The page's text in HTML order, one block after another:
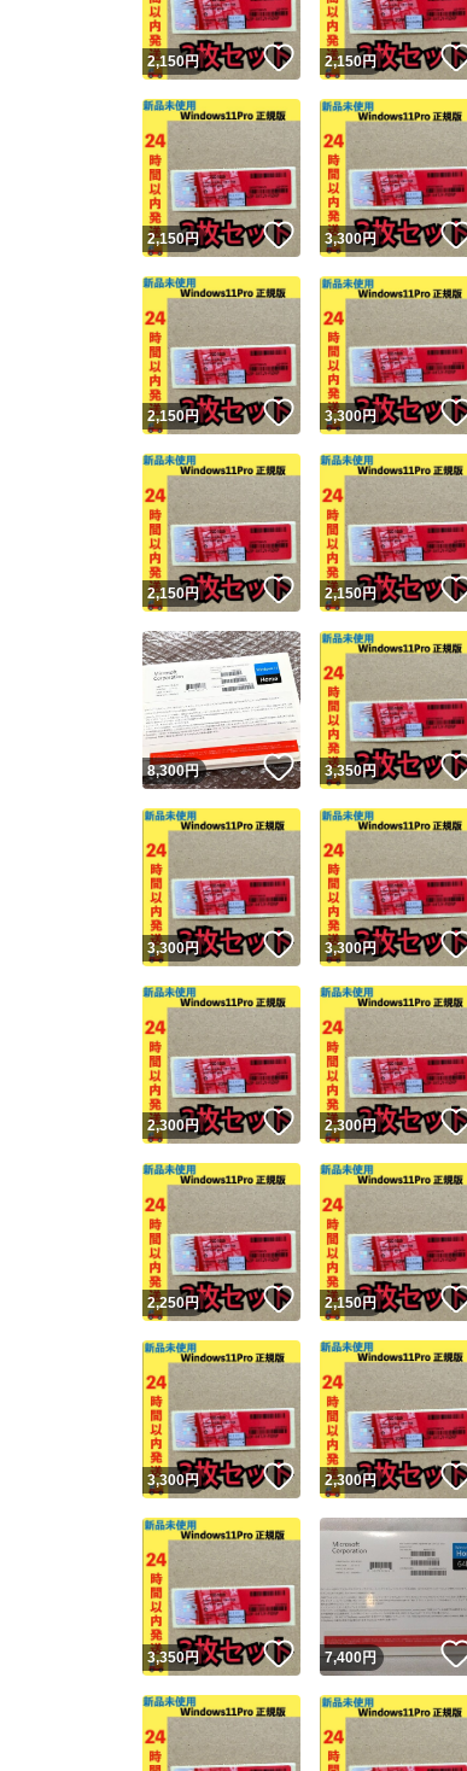
2,150円 いいね！
2,150円
2,150円 いいね！
3,300円
2,150円 いいね！
3,300円
2,150円 いいね！
2,150円
8,300円 いいね！
3,350円
3,300円 いいね！
3,300円
2,300円 いいね！
2,300円
2,250円 いいね！
2,150円
3,300円 いいね！
2,300円
3,350円 いいね！
7,400 円